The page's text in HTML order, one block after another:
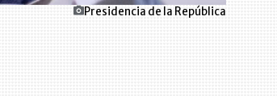
Presidencia de la República